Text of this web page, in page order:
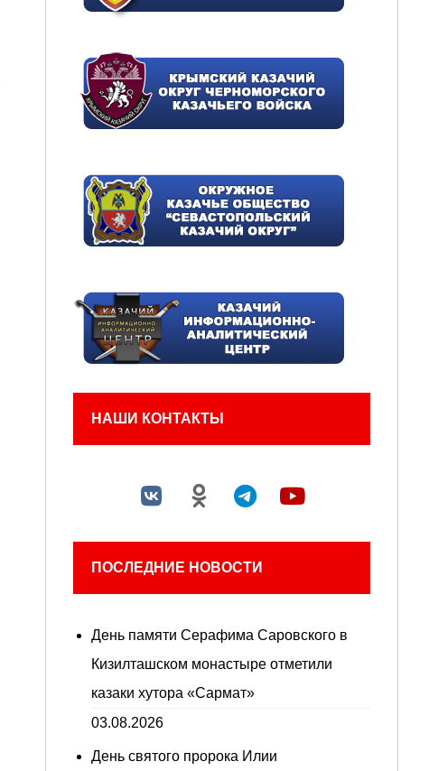
НАШИ КОНТАКТЫ
ПОСЛЕДНИЕ НОВОСТИ
День памяти Серафима Саровского в
Кизилташском монастыре отметили
казаки хутора «Сармат»
03.08.2026
День святого пророка Илии